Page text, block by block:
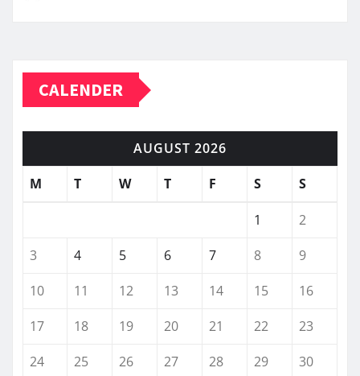
CALENDER
AUGUST 2026
M
T W T F S S
1
2
3
4 5 6 7 8
9
10
11 12 13 14 15
16
17
18 19 20 21 22
23
24
25 26 27 28 29
30